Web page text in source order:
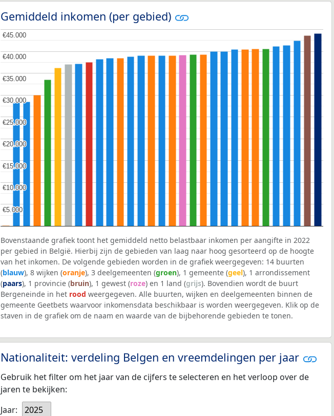
Gemiddeld inkomen (per gebied)
€5.000
€5.000
€10.000
€10.000
€15.000
€15.000
€20.000
€20.000
€25.000
€25.000
€30.000
€30.000
€35.000
€35.000
€40.000
€40.000
€45.000
€45.000
Bovenstaande grafiek toont het gemiddeld netto belastbaar inkomen per aangifte in 2022
per gebied in België. Hierbij zijn de gebieden van laag naar hoog gesorteerd op de hoogte
van het inkomen. De volgende gebieden worden in de grafiek weergegeven: 14 buurten
(blauw), 8 wijken (oranje), 3 deelgemeenten (groen), 1 gemeente (geel), 1 arrondissement
(paars), 1 provincie (bruin), 1 gewest (roze) en 1 land (grijs). Bovendien wordt de buurt
Bergeneinde in het rood weergegeven. Alle buurten, wijken en deelgemeenten binnen de
gemeente Geetbets waarvoor inkomensdata beschikbaar is worden weergegeven. Klik op de
staven in de grafiek om de naam en waarde van de bijbehorende gebieden te tonen.
Nationaliteit: verdeling Belgen en vreemdelingen per jaar
Gebruik het filter om het jaar van de cijfers te selecteren en het verloop over de
jaren te bekijken:
Jaar:
2025